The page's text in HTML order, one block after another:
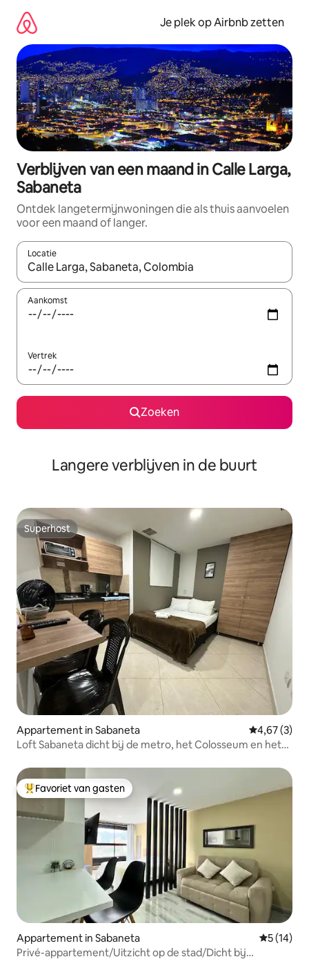
direct
naar
inhoud
Je plek op Airbnb zetten
Verblijven van een maand in Calle Larga,
Sabaneta
Ontdek langetermijnwoningen die als thuis aanvoelen
voor een maand of langer.
Locatie
Wanneer er resultaten beschikbaar zijn, maak je een keuze
Aankomst
Vertrek
Zoeken
Langere verblijven in de buurt
Superhost
Superhost
Appartement in Sabaneta
4,67 (3)
Loft Sabaneta dicht bij de metro, het Colosseum en het
Topfavoriet van gasten
Favoriet van gasten
Appartement in Sabaneta
5 (14)
Privé-appartement/Uitzicht op de stad/Dicht bij